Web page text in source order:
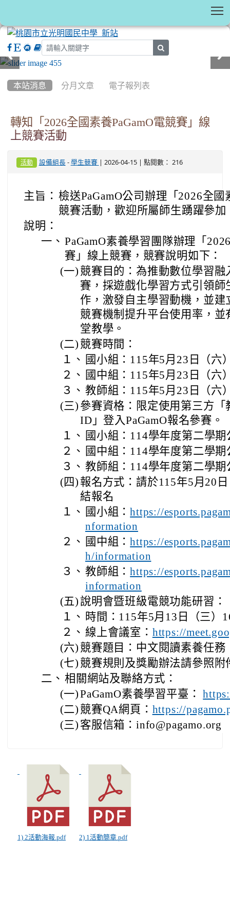
本站消息 分月文章 電子報列表
轉知「2026全國素養PaGamO電競賽」線
上競賽活動
活動 設備組長- 學生競賽 | 2026-04-15 | 點閱數： 216
主旨： 檢送PaGamO公司辦理「2026全國
競賽活動，歡迎所屬師生踴躍參加
說明：
一、 PaGamO素養學習團隊辦理「
賽」線上競賽，競賽說明如下：
(一) 競賽目的：為推動數位學習
賽，採遊戲化學習方式引領師
作，激發自主學習動機，並
競賽機制提升平台使用率，
堂教學。
(二) 競賽時間：
１、 國小組：115年5月23日（六
２、 國中組：115年5月23日（六
３、 教師組：115年5月23日（六
(三) 參賽資格：限定使用第三方
ID」登入PaGamO報名參賽。
１、 國小組：114學年度第二學
２、 國中組：114學年度第二學
３、 教師組：114學年度第二學
(四) 報名方式：請於115年5月20
結報名
１、 國小組：https://
nformation
２、 國中組：https://
h/information
３、 教師組：https://
information
(五)說明會暨班級電競功能研習：
１、 時間：115年5月13日（三）
２、 線上會議室： https://
(六) 競賽題目：中文閱讀素養任務
(七) 競賽規則及獎勵辦法請參照附
二、 相關網站及聯絡方式：
(一)PaGamO素養學習平臺：
(二) 競賽QA網頁： https://
(三) 客服信箱：info@pagamo.org
1) 2活動海報.pdf 2) 1活動簡章.pdf